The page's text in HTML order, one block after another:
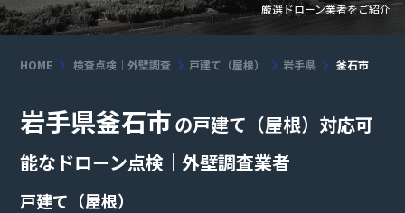
厳選ドローン業者をご紹介
HOME 検査点検｜外壁調査 戸建て（屋根） 岩手県 釜石市
岩手県釜石市の戸建て（屋根）対応可
能なドローン点検｜外壁調査業者
戸建て（屋根）